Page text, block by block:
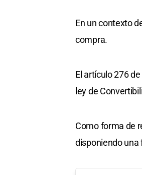
En un contexto
compra.
El artículo 276
ley de
Como forma de
disponiendo una